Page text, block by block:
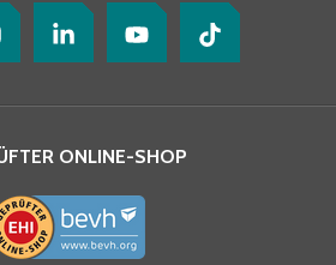
ONLINE-SHOP